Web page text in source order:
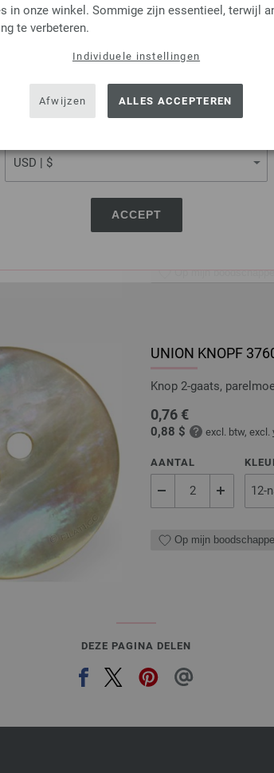
SHIPPING TO
USA - The United States of America
ACCEPT
in onze winkel. Sommige zijn essentieel, terwijl
te verbeteren.
Individuele instellingen
Afwijzen ALLES ACCEPTEREN
Rondbreinaalden
Rondbreinaalden
pendikte 4,0 lengte
7,14 €
excl. btw, excl.
Op mijn
UNION KNOPF
Knop 2-gaats,
0,76 €
0,88 $ excl. btw, excl.
AANTAL
Op mijn
DEZE PAGINA DELEN